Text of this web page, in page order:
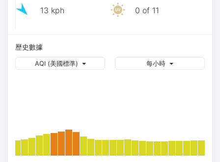
13 kph 0 of 11
歷史數據
每小時
AQI (美國標準)